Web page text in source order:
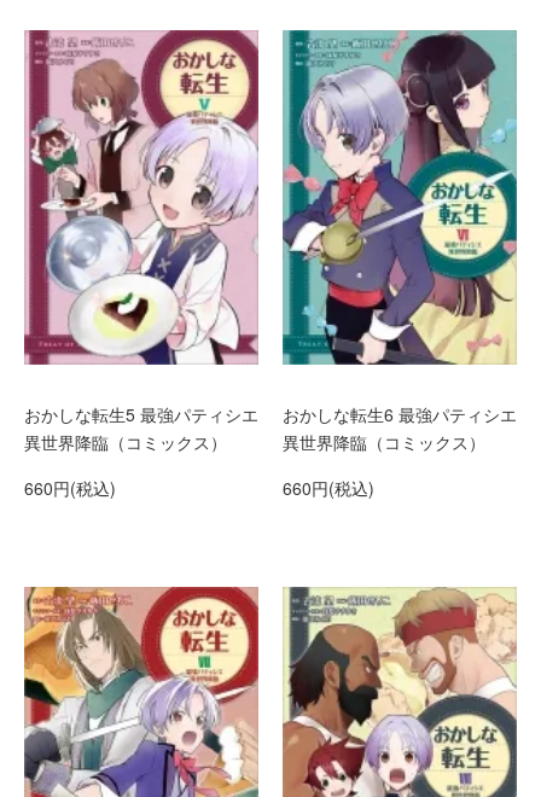
おかしな転生5 最強パティシエ
異世界降臨（コミックス）
660円(税込)
おかしな転生6 最強パティシエ
異世界降臨（コミックス）
660円(税込)